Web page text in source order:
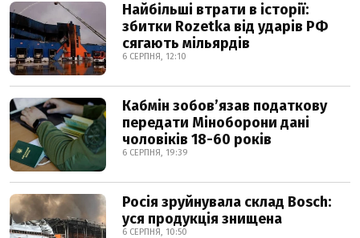
Найбільші втрати в історії:
збитки Rozetka від ударів РФ
сягають мільярдів
6 СЕРПНЯ, 12:10
Кабмін зобовʼязав податкову
передати Міноборони дані
чоловіків 18-60 років
6 СЕРПНЯ, 19:39
Росія зруйнувала склад Bosch:
уся продукція знищена
6 СЕРПНЯ, 10:50